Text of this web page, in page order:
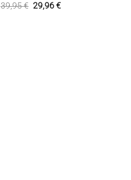
39,95€ 29,96€